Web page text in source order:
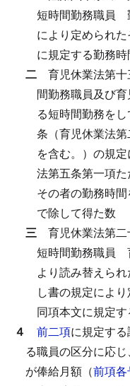
短時間勤務職員
により定められ
に規定する勤務
二 育児休業法第
間勤務職員及び
る短時間勤務を
条（育児休業法
を含む。）の規
法第五条第一項
その者の勤務時
で除して得た数
三 育児休業法第
短時間勤務職員
より読み替えら
し書の規定によ
同項本文に規定
４ 前二項に規定する
る職員の区分に応
が俸給月額（前項各